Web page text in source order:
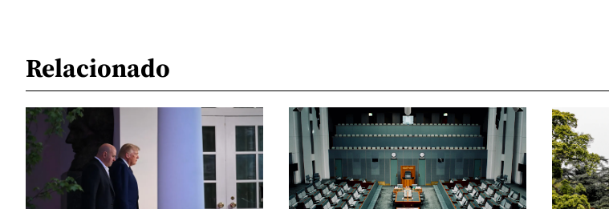
Relacionado